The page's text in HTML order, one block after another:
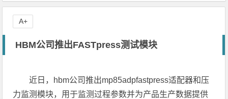
HBM公司推出FASTpress测试模块
近日，hbm公司推出mp85adpfastpress适配器和压
力监测模块，用于监测过程参数并为产品生产数据提供
A+